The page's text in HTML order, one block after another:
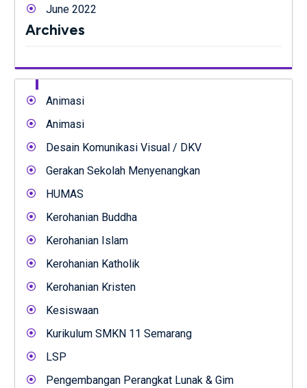
June 2022
Archives
Animasi
Animasi
Desain Komunikasi Visual / DKV
Gerakan Sekolah Menyenangkan
HUMAS
Kerohanian Buddha
Kerohanian Islam
Kerohanian Katholik
Kerohanian Kristen
Kesiswaan
Kurikulum SMKN 11 Semarang
LSP
Pengembangan Perangkat Lunak & Gim